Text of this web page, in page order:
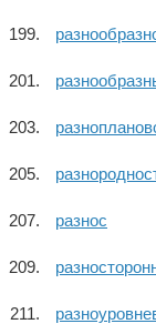
разнос